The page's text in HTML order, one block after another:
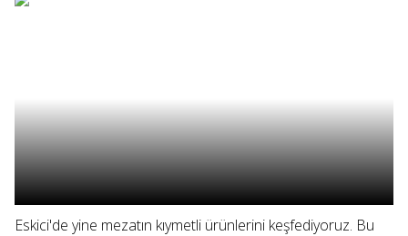
Eskici'de yine mezatın kıymetli ürünlerini keşfediyoruz. Bu